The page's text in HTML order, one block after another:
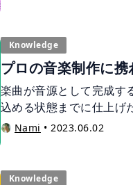
Knowledge
プロの音楽制作に
楽曲が音源として完成す
込める状態までに仕上げ
この記事では、完パケに
Nami •2023.06.02
Knowledge